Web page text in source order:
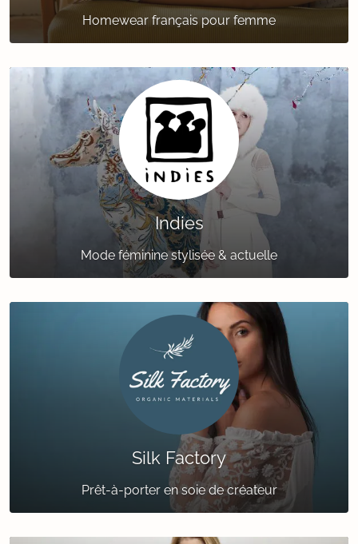
Homewear français pour femme
Indies
Mode féminine stylisée & actuelle
Silk Factory
Prêt-à-porter en soie de créateur